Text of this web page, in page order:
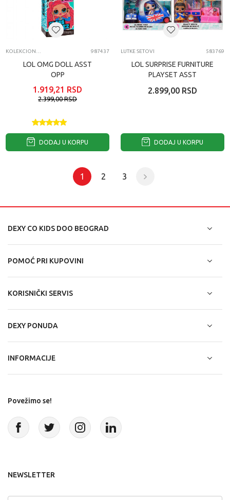
987437
LOL OMG DOLL ASST
OPP
1.919,21 RSD
2.399,00RSD
DODAJ U KORPU
LUTKE SETOVI 583769
LOL SURPRISE FURNITURE
PLAYSET ASST
2.899,00 RSD
DODAJ U KORPU
1 2 3
DEXY CO KIDS DOO BEOGRAD
POMOĆ PRI KUPOVINI
KORISNIČKI SERVIS
DEXY PONUDA
INFORMACIJE
Povežimo se!
NEWSLETTER